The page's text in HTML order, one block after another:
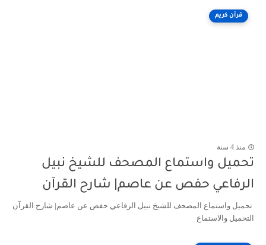
قرآن كريم
منذ 4 سنة
تحميل واستماع المصحف للشيخ نبيل
الرفاعي حفص عن عاصم| شارح القرآن
تحميل واستماع المصحف للشيخ نبيل الرفاعي حفص عن عاصم| شارح القرآن
التحميل والاستماع